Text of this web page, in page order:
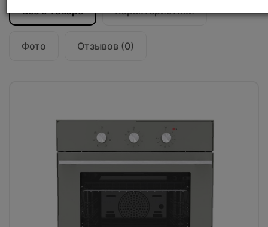
Все о товаре Характеристики
Фото Отзывов (0)